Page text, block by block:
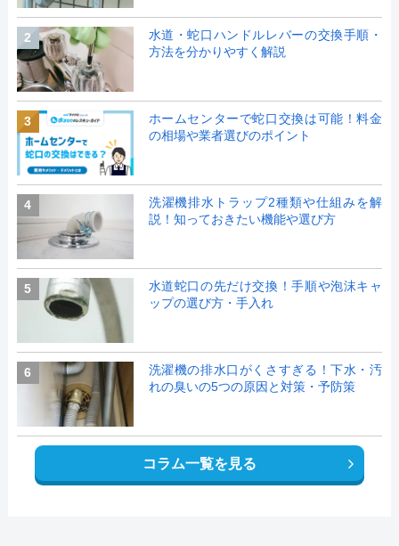
2
水道・蛇口ハンドルレバーの交換手順・
方法を分かりやすく解説
3
ホームセンターで蛇口交換は可能！料金
の相場や業者選びのポイント
4
洗濯機排水トラップ2種類や仕組みを解
説！知っておきたい機能や選び方
5
水道蛇口の先だけ交換！手順や泡沫キャ
ップの選び方・手入れ
6
洗濯機の排水口がくさすぎる！下水・汚
れの臭いの5つの原因と対策・予防策
コラム一覧を見る